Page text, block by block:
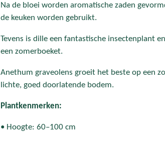
Na de bloei worden aromatische zaden
de keuken worden gebruikt.
Tevens is dille een fantastische insectenplant
een zomerboeket.
Anethum graveolens groeit het beste op een
lichte, goed doorlatende bodem.
Plantkenmerken:
• Hoogte: 60–100 cm